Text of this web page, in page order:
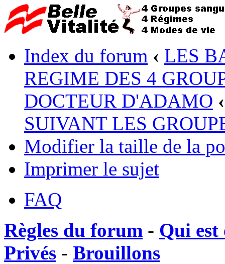
Index du forum ‹ LES
REGIME DES 4
DOCTEUR D'ADAMO ‹
SUIVANT LES
Modifier la taille de la
Imprimer le sujet
FAQ
Règles du forum - Qui est
Privés - Brouillons